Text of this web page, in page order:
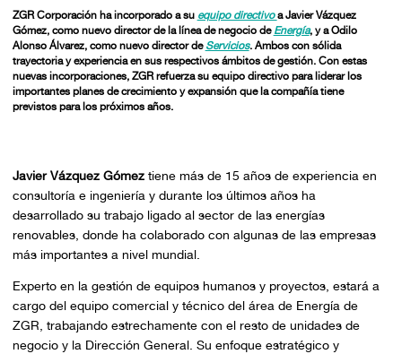
ZGR Corporación ha incorporado a su equipo directivoaJavier Vázquez
Gómez, como nuevo director de la línea de negocio de Energía, y aOdilo
Alonso Álvarez, como nuevo director de Servicios. Ambos con sólida
trayectoria y experiencia en sus respectivos ámbitos de gestión. Con estas
nuevas incorporaciones, ZGR refuerza su equipo directivo para liderar los
importantes planes de crecimiento y expansión que la compañía tiene
previstos para los próximos años.
Javier Vázquez Gómez tiene más de 15 años de experiencia en
consultoría e ingeniería y durante los últimos años ha
desarrollado su trabajo ligado al sector de las energías
renovables, donde ha colaborado con algunas de las empresas
más importantes a nivel mundial.
Experto en la gestión de equipos humanos y proyectos, estará a
cargo del equipo comercial y técnico del área de Energía de
ZGR, trabajando estrechamente con el resto de unidades de
negocio y la Dirección General. Su enfoque estratégico y